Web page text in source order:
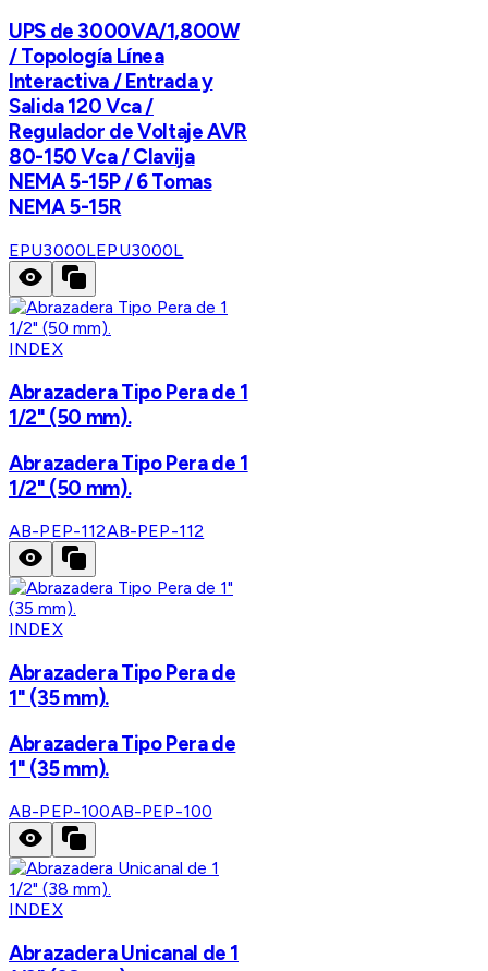
UPS de 3000VA/1,800W
/ Topología Línea
Interactiva / Entrada y
Salida 120 Vca /
Regulador de Voltaje AVR
80-150 Vca / Clavija
NEMA 5-15P / 6 Tomas
NEMA 5-15R
EPU3000LEPU3000L
INDEX
Abrazadera Tipo Pera de 1
1/2" (50 mm).
Abrazadera Tipo Pera de 1
1/2" (50 mm).
AB-PEP-112AB-PEP-112
INDEX
Abrazadera Tipo Pera de
1" (35 mm).
Abrazadera Tipo Pera de
1" (35 mm).
AB-PEP-100AB-PEP-100
INDEX
Abrazadera Unicanal de 1